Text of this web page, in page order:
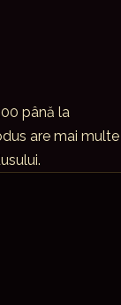
până la
are mai multe